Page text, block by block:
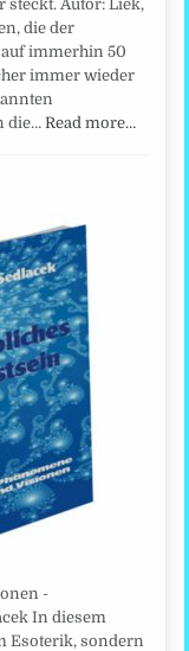
steckt. Autor: Liek,
die der
immerhin 50
immer wieder
die…Read more…
-
In diesem
Esoterik, sondern